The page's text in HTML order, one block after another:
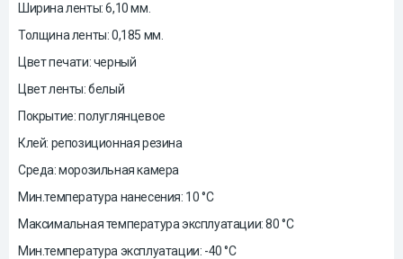
Ширина ленты: 6,10 мм.
Толщина ленты: 0,185 мм.
Цвет печати: черный
Цвет ленты: белый
Покрытие: полуглянцевое
Клей: репозиционная резина
Среда: морозильная камера
Мин.температура нанесения: 10 °C
Максимальная температура эксплуатации: 80 °C
Мин.температура эксплуатации: -40 °C